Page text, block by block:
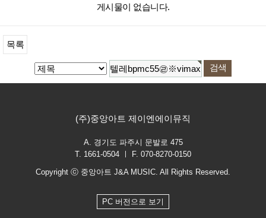
게시물이 없습니다.
목록
(주)중앙아트 제이엔에이뮤직
A. 경기도 파주시 문발로 475
T. 1661-0504 ㅣ F. 070-8270-0150
Copyright ⓒ 중앙아트 J&A MUSIC. All Rights Reserved.
PC 버전으로 보기